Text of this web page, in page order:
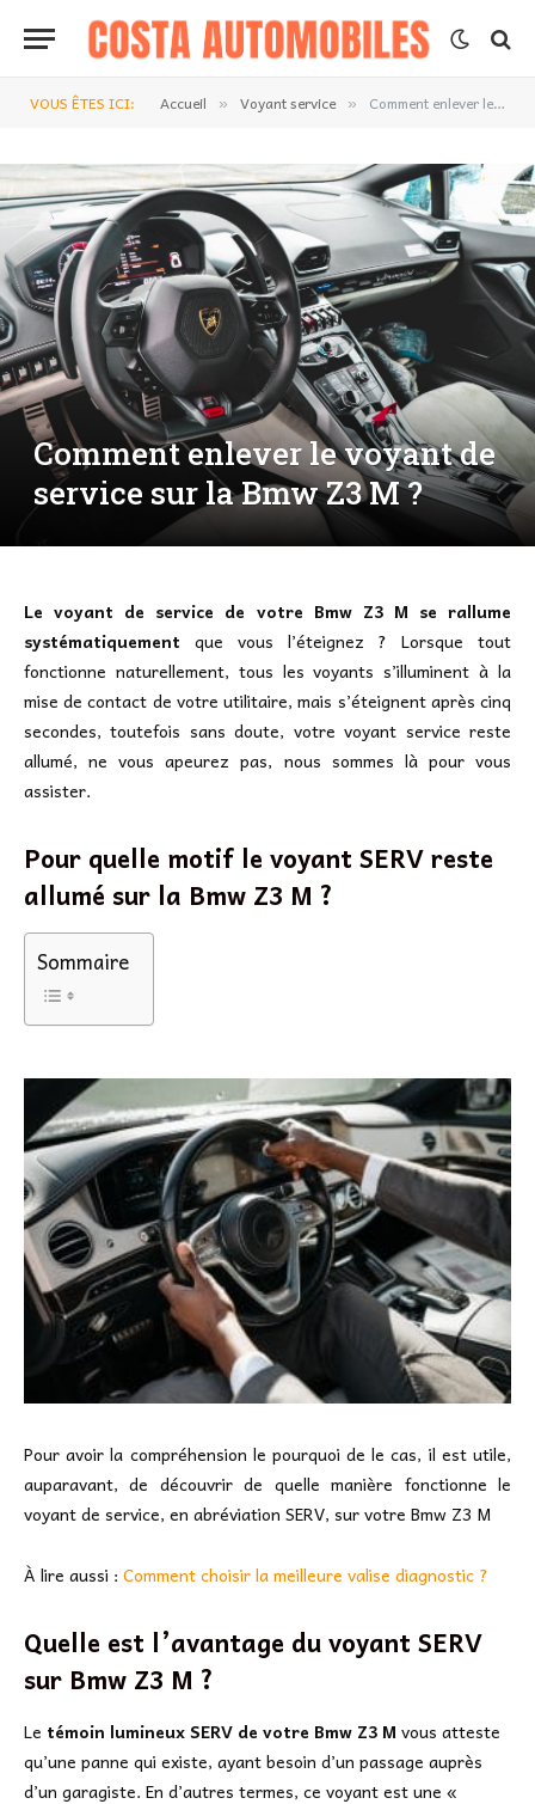
VOUS ÊTES ICI: Accueil » Voyant service » Comment enlever le voyant de service sur la Bmw Z3 M ?
Comment enlever le voyant de
service sur la Bmw Z3 M ?
Le voyant de service de votre Bmw Z3 M se rallume
systématiquement que vous l’éteignez ? Lorsque tout
fonctionne naturellement, tous les voyants s’illuminent à la
mise de contact de votre utilitaire, mais s’éteignent après cinq
secondes, toutefois sans doute, votre voyant service reste
allumé, ne vous apeurez pas, nous sommes là pour vous
assister.
Pour quelle motif le voyant SERV reste
allumé sur la Bmw Z3 M ?
Sommaire
Pour avoir la compréhension le pourquoi de le cas, il est utile,
auparavant, de découvrir de quelle manière fonctionne le
voyant de service, en abréviation SERV, sur votre Bmw Z3 M
À lire aussi : Comment choisir la meilleure valise diagnostic ?
Quelle est l’avantage du voyant SERV
sur Bmw Z3 M ?
Le témoin lumineux SERV de votre Bmw Z3 Mvous atteste
qu’une panne qui existe, ayant besoin d’un passage auprès
d’un garagiste. En d’autres termes, ce voyant est une «